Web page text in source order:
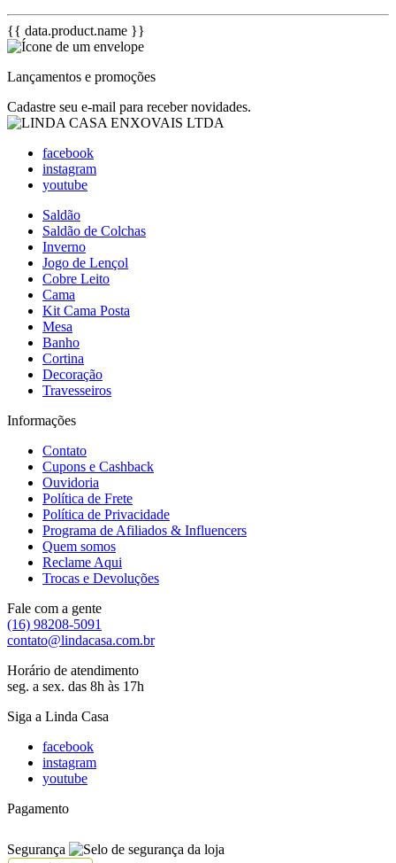
{{ data.product.name }}
Lançamentos e promoções
Cadastre seu e-mail para receber novidades.
facebook
instagram
youtube
Saldão
Saldão de Colchas
Inverno
Jogo de Lençol
Cobre Leito
Cama
Kit Cama Posta
Mesa
Banho
Cortina
Decoração
Travesseiros
Informações
Contato
Cupons e Cashback
Ouvidoria
Política de Frete
Política de Privacidade
Programa de Afiliados & Influencers
Quem somos
Reclame Aqui
Trocas e Devoluções
Fale com a gente
(16) 98208-5091
contato@lindacasa.com.br
Horário de atendimento
seg. a sex. das 8h às 17h
Siga a Linda Casa
facebook
instagram
youtube
Pagamento
Segurança